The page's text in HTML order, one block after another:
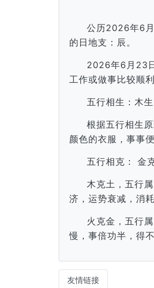
公历2026年6
的日地支：辰。
2026年6月23
工作或做事比较顺
五行相生：木
根据五行相生
颜色的衣服，事事
五行相克： 金
木克土，五行
济，运势衰减，消
火克金，五行
慢，事倍功半，得不
友情链接